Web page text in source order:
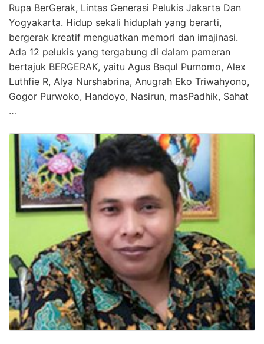
Rupa BerGerak, Lintas Generasi Pelukis Jakarta Dan
Yogyakarta. Hidup sekali hiduplah yang berarti,
bergerak kreatif menguatkan memori dan imajinasi.
Ada 12 pelukis yang tergabung di dalam pameran
bertajuk BERGERAK, yaitu Agus Baqul Purnomo, Alex
Luthfie R, Alya Nurshabrina, Anugrah Eko Triwahyono,
Gogor Purwoko, Handoyo, Nasirun, masPadhik, Sahat
…